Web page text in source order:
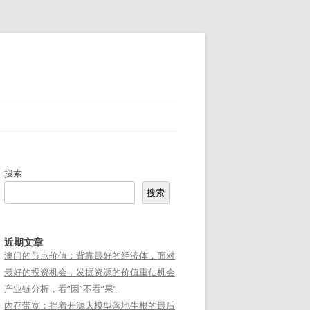
搜索
搜索
近期文章
澳门的节点价值：背靠最好的经济体，面对
最好的投资机会，发掘资源的价值重估机会
产业链分析，看“因”不看“果”
内存带宽：挡着开源大模型落地生根的最后